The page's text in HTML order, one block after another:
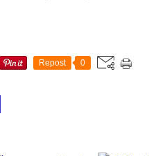
Repost 0